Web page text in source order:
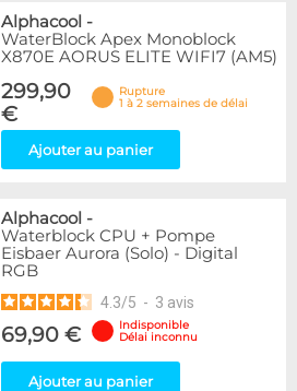
Alphacool -
WaterBlock Apex Monoblock
X870E AORUS ELITE WIFI7 (AM5)
299,90
€
Rupture
1 à 2 semaines de délai
Ajouter au panier
Alphacool -
Waterblock CPU + Pompe
Eisbaer Aurora (Solo) - Digital
RGB
4.3/5 - 3 avis
69,90 €
Indisponible
Délai inconnu
Ajouter au panier